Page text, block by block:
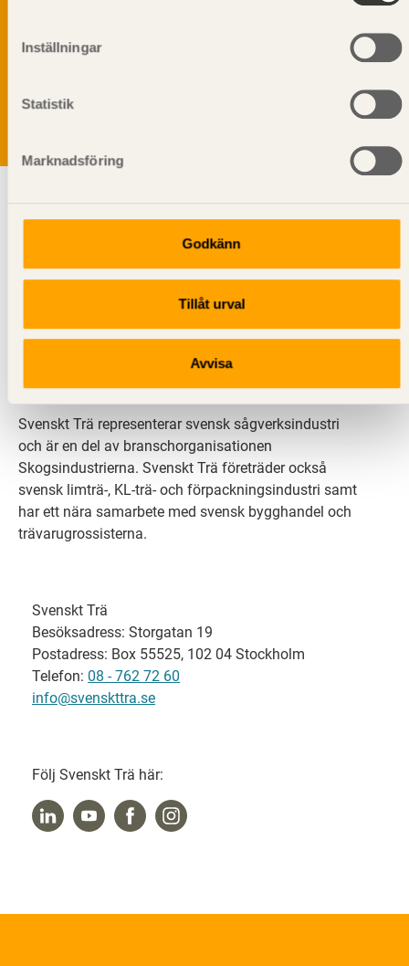
Inställningar
Statistik
Marknadsföring
Godkänn
Tillåt urval
Avvisa
personuppgifter alltid hanteras på ett ansvarsfullt sätt.
Svenskt Trä sprider kunskap om trä, träprodukter och
träbyggande för att främja ett hållbart samhälle och
en livskraftig sågverksnäring. Det gör vi genom att
Svenskt Trä representerar svensk sågverksindustri
och är en del av branschorganisationen
Skogsindustrierna. Svenskt Trä företräder också
svensk limträ-, KL-trä- och förpackningsindustri samt
har ett nära samarbete med svensk bygghandel och
trävarugrossisterna.
Svenskt Trä
Besöksadress: Storgatan 19
Postadress: Box 55525, 102 04 Stockholm
Telefon: 08 - 762 72 60
info@svenskttra.se
Följ Svenskt Trä här: